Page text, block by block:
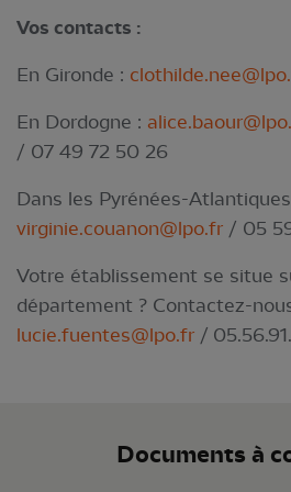
Vos contacts :
En Gironde :
En Dordogne :
/ 07 49 72 50 26
Dans les Pyrénées-
virginie.couanon@lpo.fr / 05
Votre établissement se situe
département ? Contactez-
lucie.fuentes@lpo.fr /
Documents à